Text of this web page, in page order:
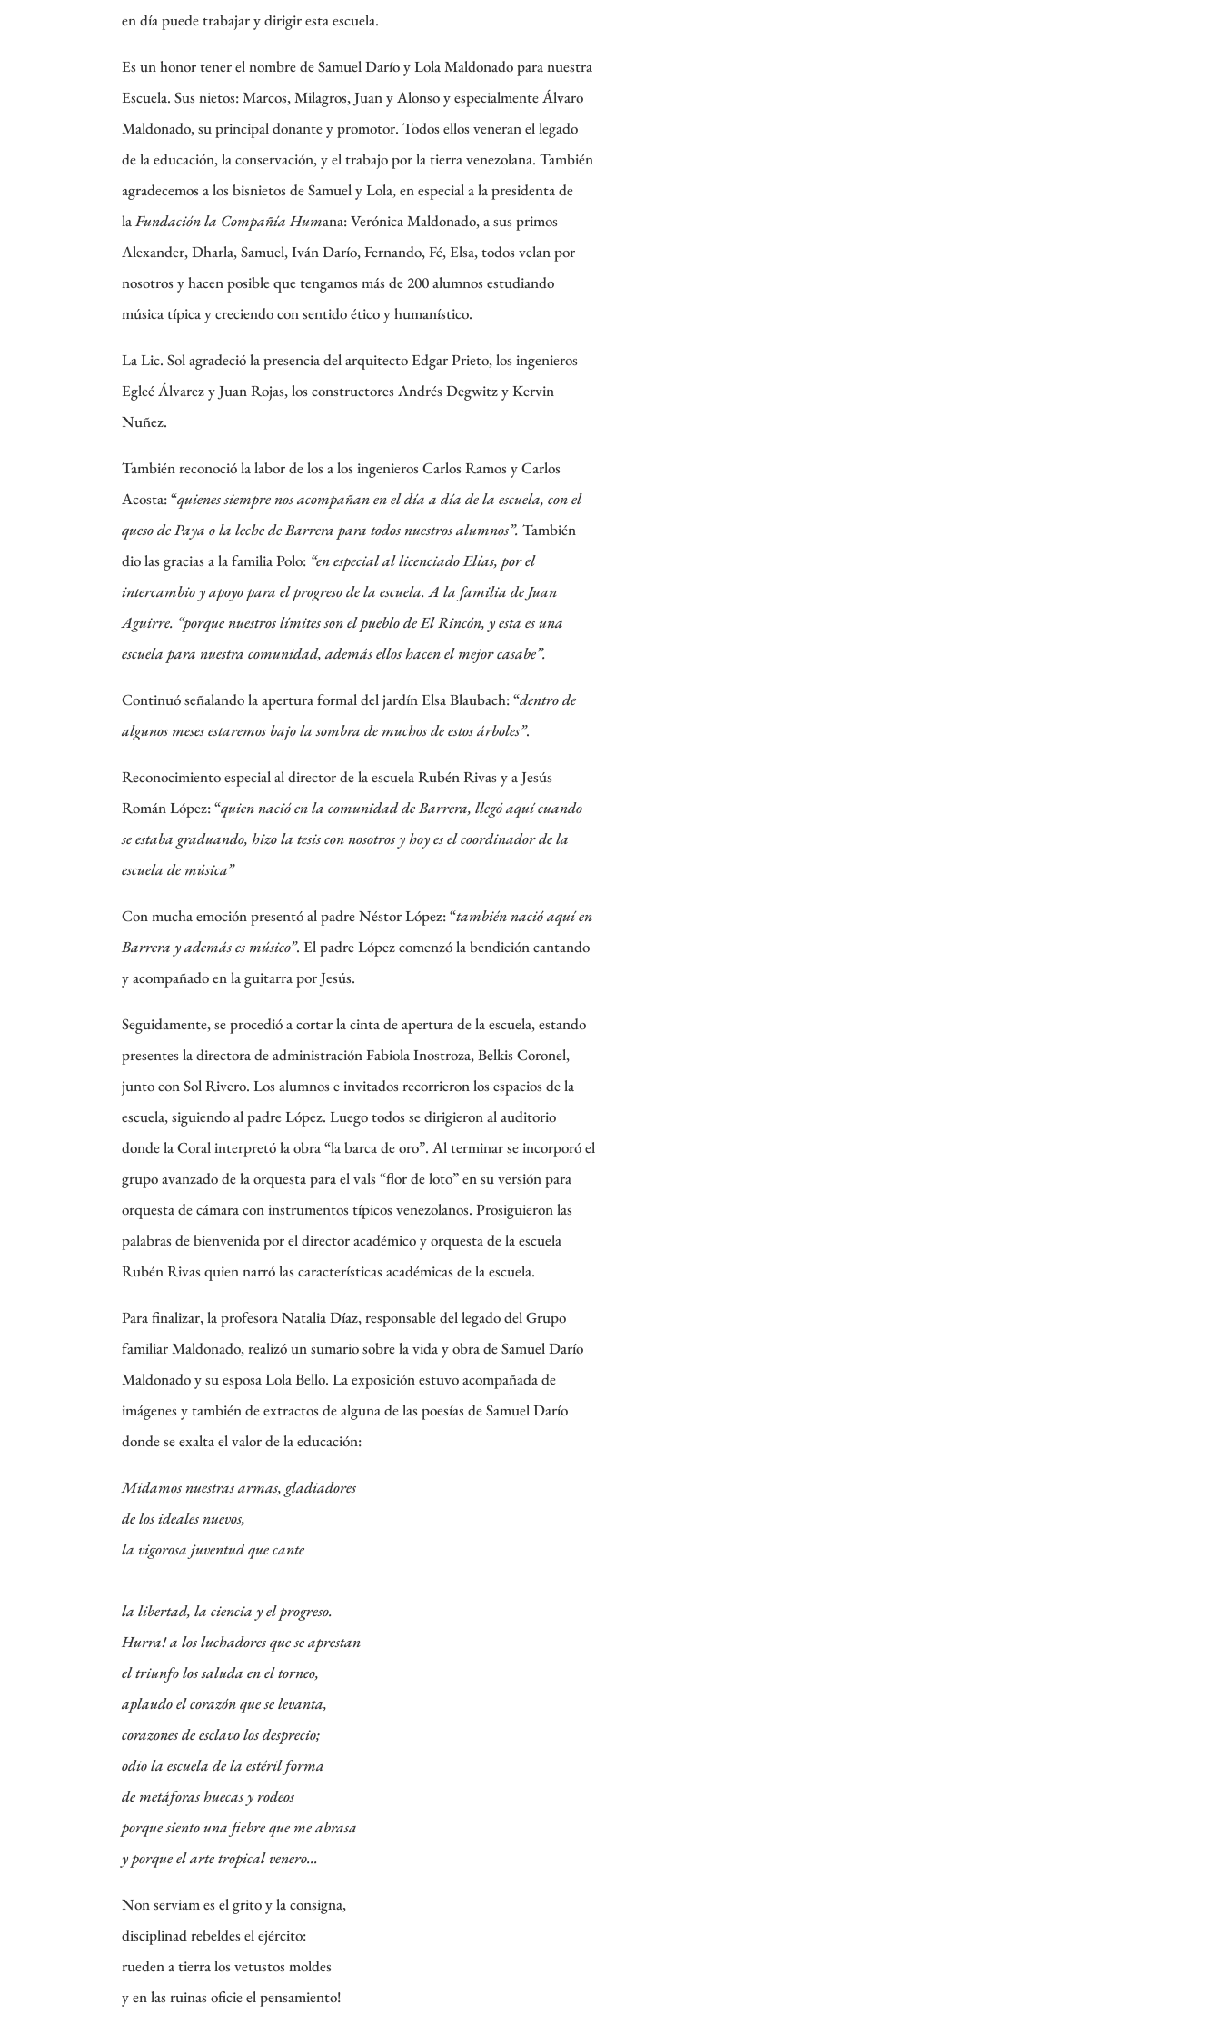
en día puede trabajar y dirigir esta escuela.
Es un honor tener el nombre de Samuel Darío y Lola Maldonado para nuestra
Escuela. Sus nietos: Marcos, Milagros, Juan y Alonso y especialmente Álvaro
Maldonado, su principal donante y promotor. Todos ellos veneran el legado
de la educación, la conservación, y el trabajo por la tierra venezolana. También
agradecemos a los bisnietos de Samuel y Lola, en especial a la presidenta de
laFundación la Compañía Humana: Verónica Maldonado, a sus primos
Alexander, Dharla, Samuel, Iván Darío, Fernando, Fé, Elsa, todos velan por
nosotros y hacen posible que tengamos más de 200 alumnos estudiando
música típica y creciendo con sentido ético y humanístico.
La Lic. Sol agradeció la presencia del arquitecto Edgar Prieto, los ingenieros
Egleé Álvarez y Juan Rojas, los constructores Andrés Degwitz y Kervin
Nuñez.
Tambiénreconoció la labor de losa los ingenieros Carlos Ramos y Carlos
Acosta: “quienes siempre nos acompañan en el día a día de la escuela, con el
queso de Paya o la leche de Barrera para todos nuestros alumnos”. También
dio las gracias a la familia Polo: “en especial al licenciado Elías, por el
intercambio y apoyo para el progreso de la escuela. A la familia de Juan
Aguirre. “porque nuestros límites son el pueblo de El Rincón, y esta es una
escuela para nuestra comunidad, además ellos hacen el mejor casabe”.
Continuó señalando la apertura formal del jardín Elsa Blaubach: “dentro de
algunos meses estaremos bajo la sombra de muchos de estos árboles”.
Reconocimiento especial al director de la escuela Rubén Rivas y a Jesús
Román López: “quien nació en la comunidad de Barrera, llegó aquí cuando
se estaba graduando, hizo la tesis con nosotros y hoy es el coordinador de la
escuela de música”
Con mucha emoción presentó al padre Néstor López: “también nació aquí en
Barrera y además es músico”. El padre López comenzó la bendición cantando
y acompañado en la guitarra por Jesús.
Seguidamente, se procedió a cortar la cinta de apertura de la escuela, estando
presentes la directora de administración Fabiola Inostroza, Belkis Coronel,
junto con Sol Rivero. Los alumnos e invitados recorrieron los espacios de la
escuela, siguiendo al padre López. Luego todos se dirigieron al auditorio
donde la Coral interpretó la obra “la barca de oro”. Al terminar se incorporó el
grupo avanzado de la orquesta para el vals “flor de loto” en su versión para
orquesta de cámara con instrumentos típicos venezolanos. Prosiguieron las
palabras de bienvenida por el director académico y orquesta de la escuela
Rubén Rivas quien narró las características académicas de la escuela.
Para finalizar, la profesora Natalia Díaz, responsable del legado del Grupo
familiar Maldonado, realizó un sumario sobre la vida y obra de Samuel Darío
Maldonado y su esposa Lola Bello. La exposición estuvo acompañada de
imágenes y también de extractos de alguna de las poesías de Samuel Darío
donde se exalta el valor de la educación:
Midamos nuestras armas, gladiadores
de los ideales nuevos,
la vigorosa juventud que cante
lalibertad, la ciencia y el progreso.
Hurra! a los luchadores que se aprestan
el triunfo los saluda en el torneo,
aplaudo el corazón que se levanta,
corazones de esclavo los desprecio;
odio la escuela de la estéril forma
de metáforas huecasyrodeos
porque siento una fiebre que me abrasa
yporque el arte tropical venero…
Non serviam es el grito y la consigna,
disciplinad rebeldes el ejército:
rueden a tierra los vetustos moldes
y en las ruinas oficie el pensamiento!